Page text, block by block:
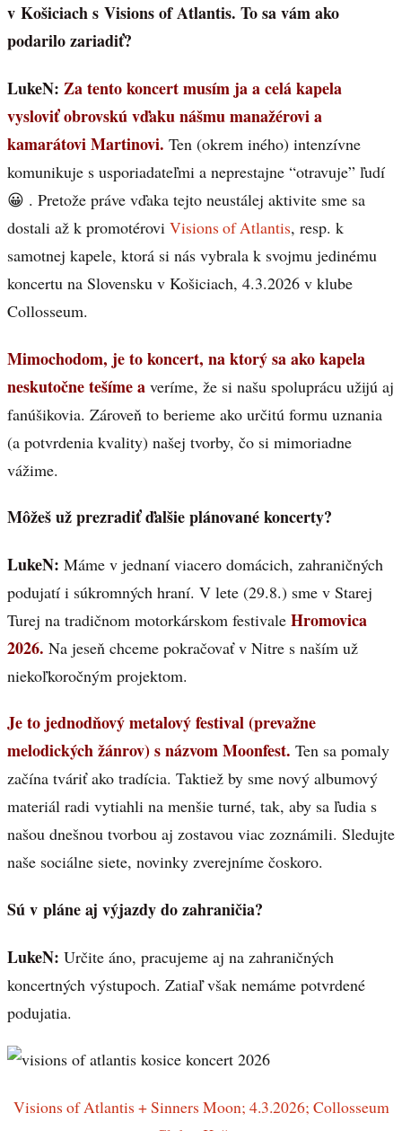
v Košiciach s Visions of Atlantis. To sa vám ako
podarilo zariadiť?
LukeN: Za tento koncert musím ja a celá kapela
vysloviť obrovskú vďaku nášmu manažérovi a
kamarátovi Martinovi. Ten (okrem iného) intenzívne
komunikuje s usporiadateľmi a neprestajne “otravuje” ľudí
😀 . Pretože práve vďaka tejto neustálej aktivite sme sa
dostali až k promotérovi Visions of Atlantis, resp. k
samotnej kapele, ktorá si nás vybrala k svojmu jedinému
koncertu na Slovensku v Košiciach, 4.3.2026 v klube
Collosseum.
Mimochodom, je to koncert, na ktorý sa ako kapela
neskutočne tešíme a veríme, že si našu spoluprácu užijú aj
fanúšikovia. Zároveň to berieme ako určitú formu uznania
(a potvrdenia kvality) našej tvorby, čo si mimoriadne
vážime.
Môžeš už prezradiť ďalšie plánované koncerty?
LukeN: Máme v jednaní viacero domácich, zahraničných
podujatí i súkromných hraní. V lete (29.8.) sme v Starej
Turej na tradičnom motorkárskom festivale Hromovica
2026. Na jeseň chceme pokračovať v Nitre s naším už
niekoľkoročným projektom.
Je to jednodňový metalový festival (prevažne
melodických žánrov) s názvom Moonfest. Ten sa pomaly
začína tváriť ako tradícia. Taktiež by sme nový albumový
materiál radi vytiahli na menšie turné, tak, aby sa ľudia s
našou dnešnou tvorbou aj zostavou viac zoznámili. Sledujte
naše sociálne siete, novinky zverejníme čoskoro.
Sú v pláne aj výjazdy do zahraničia?
LukeN: Určite áno, pracujeme aj na zahraničných
koncertných výstupoch. Zatiaľ však nemáme potvrdené
podujatia.
Visions of Atlantis + Sinners Moon; 4.3.2026; Collosseum